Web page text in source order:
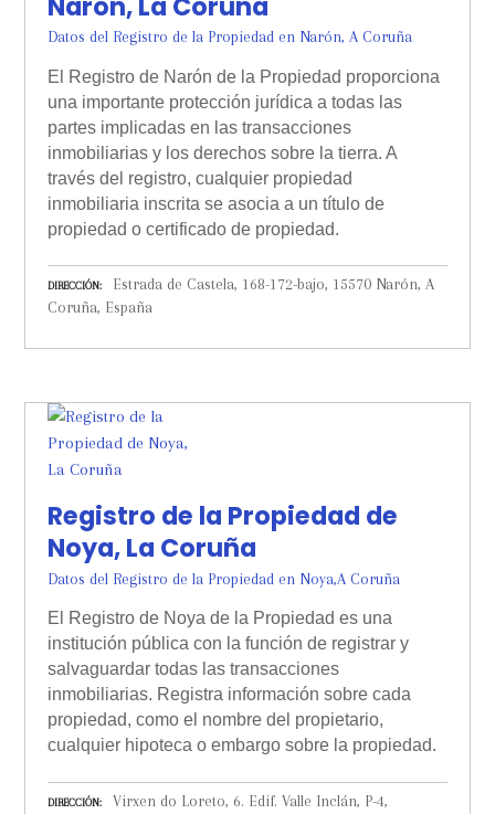
Datos del Registro de la Propiedad en Narón, A Coruña
El Registro de Narón de la Propiedad proporciona
una importante protección jurídica a todas las
partes implicadas en las transacciones
inmobiliarias y los derechos sobre la tierra. A
través del registro, cualquier propiedad
inmobiliaria inscrita se asocia a un título de
propiedad o certificado de propiedad.
DIRECCIÓN
Estrada de Castela, 168-172-bajo, 15570 Narón, A
Coruña, España
Registro de la Propiedad de
Noya, La Coruña
Datos del Registro de la Propiedad en Noya,A Coruña
El Registro de Noya de la Propiedad es una
institución pública con la función de registrar y
salvaguardar todas las transacciones
inmobiliarias. Registra información sobre cada
propiedad, como el nombre del propietario,
cualquier hipoteca o embargo sobre la propiedad.
DIRECCIÓN
Virxen do Loreto, 6. Edif. Valle Inclán, P-4,